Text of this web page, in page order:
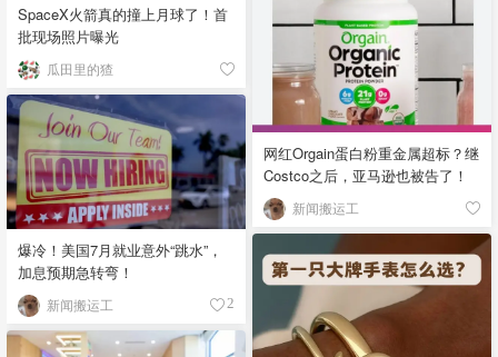
SpaceX火箭真的撞上月球了！首
批现场照片曝光
瓜田里的猹
网红Orgain蛋白粉重金属超标？继
Costco之后，亚马逊也被告了！
新闻搬运工
爆冷！美国7月就业意外“跳水”，
加息预期急转弯！
新闻搬运工 2